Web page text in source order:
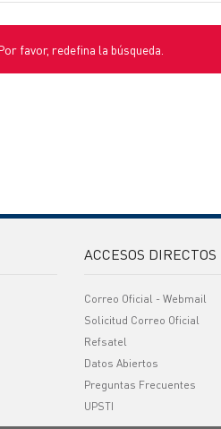
favor, redefina la búsqueda.
ACCESOS DIRECTOS
Correo Oficial - Webmail
Solicitud Correo Oficial
Refsatel
Datos Abiertos
Preguntas Frecuentes
UPSTI